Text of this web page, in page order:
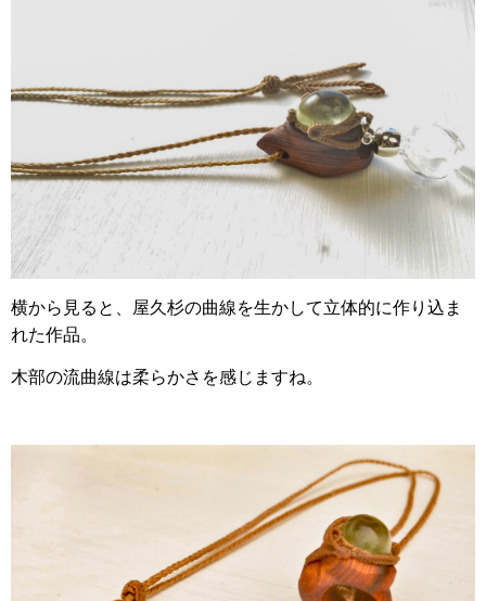
横から見ると、屋久杉の曲線を生かして立体的に作り込ま
れた作品。
木部の流曲線は柔らかさを感じますね。